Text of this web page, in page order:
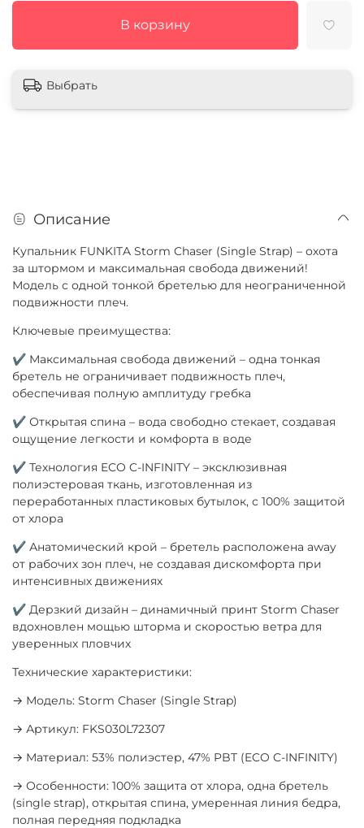
В корзину
Выбрать
Описание
Купальник FUNKITA Storm Chaser (Single Strap) – охота
за штормом и максимальная свобода движений!
Модель с одной тонкой бретелью для неограниченной
подвижности плеч.
Ключевые преимущества:
✔ Максимальная свобода движений – одна тонкая
бретель не ограничивает подвижность плеч,
обеспечивая полную амплитуду гребка
✔ Открытая спина – вода свободно стекает, создавая
ощущение легкости и комфорта в воде
✔ Технология ECO C-INFINITY – эксклюзивная
полиэстеровая ткань, изготовленная из
переработанных пластиковых бутылок, с 100% защитой
от хлора
✔ Анатомический крой – бретель расположена away
от рабочих зон плеч, не создавая дискомфорта при
интенсивных движениях
✔ Дерзкий дизайн – динамичный принт Storm Chaser
вдохновлен мощью шторма и скоростью ветра для
уверенных пловчих
Технические характеристики:
→ Модель: Storm Chaser (Single Strap)
→ Артикул: FKS030L72307
→ Материал: 53% полиэстер, 47% PBT (ECO C-INFINITY)
→ Особенности: 100% защита от хлора, одна бретель
(single strap), открытая спина, умеренная линия бедра,
полная передняя подкладка